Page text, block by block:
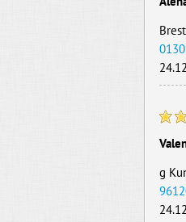
Brest
g